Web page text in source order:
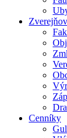
Cenníky